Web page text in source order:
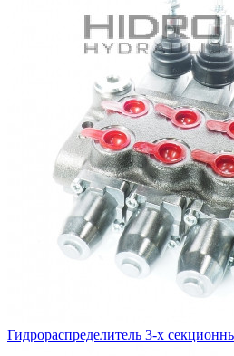
Гидрораспределитель 3-х